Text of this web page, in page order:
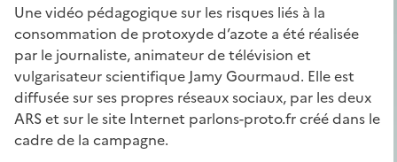
Une vidéo pédagogique sur les risques liés à la
consommation de protoxyde d’azote a été réalisée
par le journaliste, animateur de télévision et
vulgarisateur scientifique Jamy Gourmaud. Elle est
diffusée sur ses propres réseaux sociaux, par les deux
ARS et sur le site Internet parlons-proto.fr créé dans le
cadre de la campagne.